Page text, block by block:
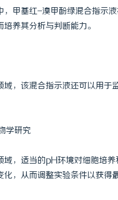
，甲基红-溴甲酚绿混合指示
养其分析与判断能力。
域，该混合指示液还可以用于
学研究
域，适当的pH环境对细胞培
化，从而调整实验条件以获得